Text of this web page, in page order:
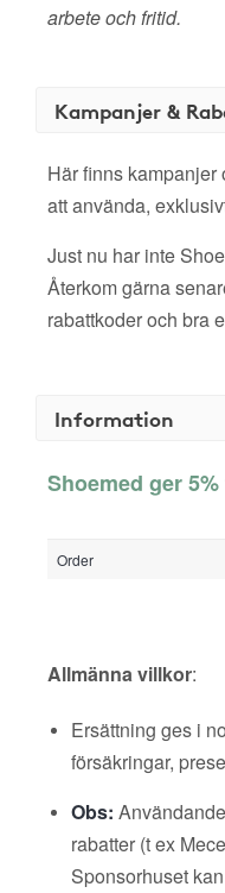
arbete och fritid.
Kampanjer &
Här finns kampanjer
att använda,
Just nu har inte
Återkom gärna
rabattkoder och bra
Information
Shoemed ger
Order
Allmänna villkor:
Ersättning ges i
försäkringar,
Obs:
rabatter (t ex
Sponsorhuset